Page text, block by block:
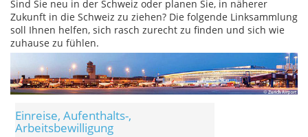
Sind Sie neu in der Schweiz oder planen Sie, in näherer
Zukunft in die Schweiz zu ziehen? Die folgende Linksammlung
soll Ihnen helfen, sich rasch zurecht zu finden und sich wie
zuhause zu fühlen.
Einreise, Aufenthalts-,
Arbeitsbewilligung